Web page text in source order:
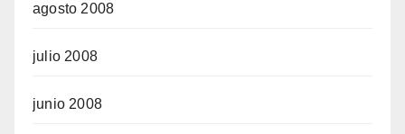
agosto 2008
julio 2008
junio 2008